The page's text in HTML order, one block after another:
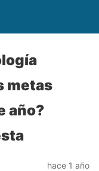
metas
año?
hace 1 año